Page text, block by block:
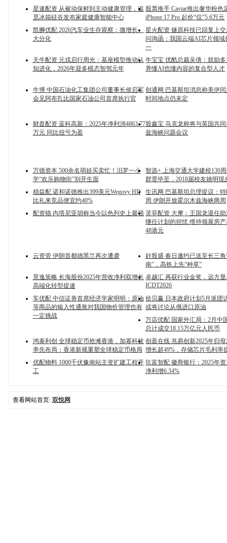
星速配资 从被动保鲜到主动健康管理，追
觅冰箱硅谷发布家庭健康智能中心
股票推手 Caviar推出奢华粉色
iPhone 17 Pro 起价“仅”5.6万元
凯狮优配 2026汽车业生存观察：微增长、
大分化
星火配资 燧原科技已回复上
问询函：我国云端AI芯片领域
一
天牛配资 元戎启行周光：基座模型推动认
知进化，2026年迎多模态智驾元年
牛宝宝 优酷总裁吴倩：鼓励
养懂AI也懂内容的复合型人才
牛博 中国石油化工集团公司董事长侯启军
会见阿布扎比国家石油公司首席执行官
创通网 巴基斯坦消息称美伊
时间地点仍未定
财盘配资 蓝科高新：2025年净利润4863.77
万元 同比扭亏为盈
股鑫宝 马克龙称将与英国共
兹海峡问题会议
万德资本 500余名萌娃买卖忙！汨罗一小
学“欢乐购物街”别开生面
智选+ 上海交通大学建校130
群贤毕至，2018届校友姚明现
稳益配 诺和诺德推出399美元Wegovy HD
比礼来竞品便宜约40%
生讯网 巴基斯坦总理提议：
周 伊朗开放霍尔木兹海峡两周
配资猫 内塔尼亚胡称当今以色列史上最强 灵菲配资 大摩：王国龙退任
继任计划的担忧 维持领展房
48港元
云资管 伊朗首都德黑兰再次遭袭
好股盛 春日邀约已送至长三
南”，高铁上先“种草”
景逸策略 长海股份2025年营收净利双增长
高端化转型提速
卓越汇 再获行业金奖，远方
ICDT2026
车优配 中信证券首席经济学家明明：原油
等商品的输入性通胀对我国物价管理也有
一定挑战
拾贝赢 日本政府计划5月派团
或将讨论从俄进口原油
万店优配 国家外汇局：2月中
总计成交18.15万亿元人民币
鸿泰利创 全球稳定币抢滩香港，加幂科技
率先布局：香港新规重塑全球稳定币格局
创盈在线 兆易创新2025年归
增长超49%，存储芯片毛利率
优配物料 1000千伏豫南站主变扩建工程开
工
玖富智配 徽商银行：2025年
净利增6.34%
查看网站首页: 双悦网